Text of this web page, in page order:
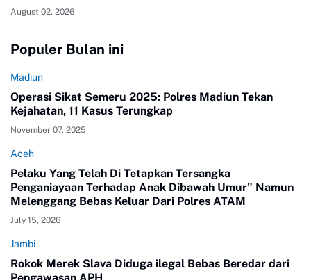
August 02, 2026
Populer Bulan ini
Madiun
Operasi Sikat Semeru 2025: Polres Madiun Tekan
Kejahatan, 11 Kasus Terungkap
November 07, 2025
Aceh
Pelaku Yang Telah Di Tetapkan Tersangka
Penganiayaan Terhadap Anak Dibawah Umur" Namun
Melenggang Bebas Keluar Dari Polres ATAM
July 15, 2026
Jambi
Rokok Merek Slava Diduga ilegal Bebas Beredar dari
Pengawasan APH